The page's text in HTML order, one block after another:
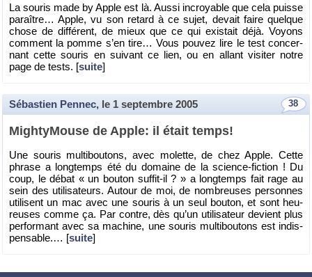
La sou­ris made by Apple est là. Aussi in­croyable que cela puisse
pa­raître… Apple, vu son re­tard à ce sujet, de­vait faire quelque
chose de dif­fé­rent, de mieux que ce qui exis­tait déjà. Voyons
com­ment la pomme s’en tire… Vous pou­vez lire le test concer­
nant cette sou­ris en sui­vant ce lien, ou en al­lant vi­si­ter notre
page de tests. [suite]
38
Sébastien Pennec, le 1 septembre 2005
Migh­ty­Mouse de Apple: il était temps!
Une sou­ris mul­ti­bou­tons, avec mo­lette, de chez Apple. Cette
phrase a long­temps été du do­maine de la science-fic­tion ! Du
coup, le débat « un bou­ton suf­fit-il ? » a long­temps fait rage au
sein des uti­li­sa­teurs. Au­tour de moi, de nom­breuses per­sonnes
uti­lisent un mac avec une sou­ris à un seul bou­ton, et sont heu­
reuses comme ça. Par contre, dès qu’un uti­li­sa­teur de­vient plus
per­for­mant avec sa ma­chine, une sou­ris mul­ti­bou­tons est in­dis­
pen­sable.… [suite]